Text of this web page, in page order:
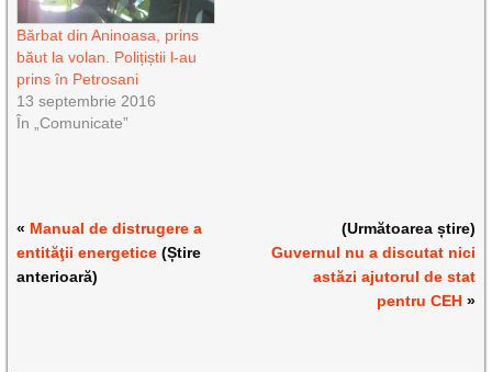
Bărbat din Aninoasa, prins
băut la volan. Polițiștii l-au
prins în Petrosani
13 septembrie 2016
În „Comunicate”
« Manual de distrugere a
entităţii energetice (Știre
anterioară)
(Următoarea știre)
Guvernul nu a discutat nici
astăzi ajutorul de stat
pentru CEH»